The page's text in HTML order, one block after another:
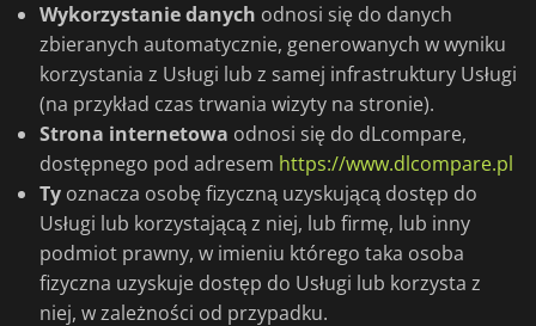
Wykorzystanie danych odnosi się do danych
zbieranych automatycznie, generowanych w wyniku
korzystania z Usługi lub z samej infrastruktury Usługi
(na przykład czas trwania wizyty na stronie).
Strona internetowa odnosi się do dLcompare,
dostępnego pod adresem https://www.dlcompare.pl
Tyoznacza osobę fizyczną uzyskującą dostęp do
Usługi lub korzystającą z niej, lub firmę, lub inny
podmiot prawny, w imieniu którego taka osoba
fizyczna uzyskuje dostęp do Usługi lub korzysta z
niej, w zależności od przypadku.